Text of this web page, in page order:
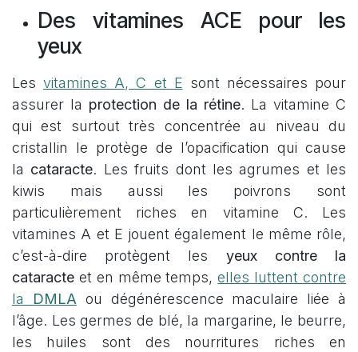
Des vitamines ACE pour les
yeux
Lesvitamines A, C et E sont nécessaires pour
assurer la protection de la rétine. La vitamine C
qui est surtout très concentrée au niveau du
cristallin le protège de l’opacification qui cause
la cataracte. Les fruits dont les agrumes et les
kiwis mais aussi les poivrons sont
particulièrement riches en vitamine C. Les
vitamines A et E jouent également le même rôle,
c’est-à-dire protègent les yeux contre la
cataracte et en même temps,elles luttent contre
la
DMLAou dégénérescence maculaire liée à
l’âge. Les germes de blé, la margarine, le beurre,
les huiles sont des nourritures riches en